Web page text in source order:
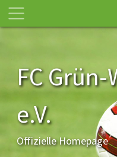
FC
e.V.
Offizielle Homepage